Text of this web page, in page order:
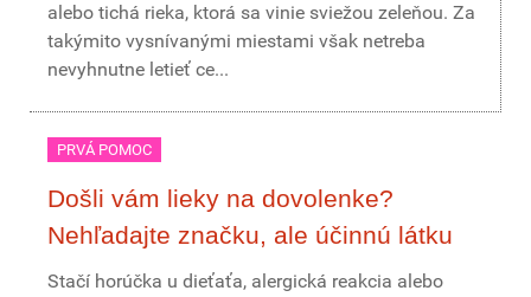
alebo tichá rieka, ktorá sa vinie sviežou zeleňou. Za
takýmito vysnívanými miestami však netreba
nevyhnutne letieť ce...
PRVÁ POMOC
Došli vám lieky na dovolenke?
Nehľadajte značku, ale účinnú látku
Stačí horúčka u dieťaťa, alergická reakcia alebo